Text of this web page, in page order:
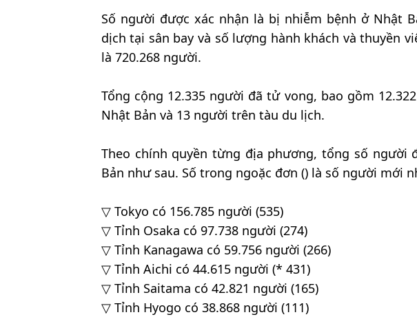
Số người được xác nhận là bị nhiễm bệnh ở Nhật
dịch tại sân bay và số lượng hành khách và thuyền
là 720.268 người.
Tổng cộng 12.335 người đã tử vong, bao gồm
Nhật Bản và 13 người trên tàu du lịch.
Theo chính quyền từng địa phương, tổng số người
Bản như sau. Số trong ngoặc đơn () là số người mới
▽ Tokyo có 156.785 người (535)
▽ Tỉnh Osaka có 97.738 người (274)
▽ Tỉnh Kanagawa có 59.756 người (266)
▽ Tỉnh Aichi có 44.615 người (* 431)
▽ Tỉnh Saitama có 42.821 người (165)
▽ Tỉnh Hyogo có 38.868 người (111)